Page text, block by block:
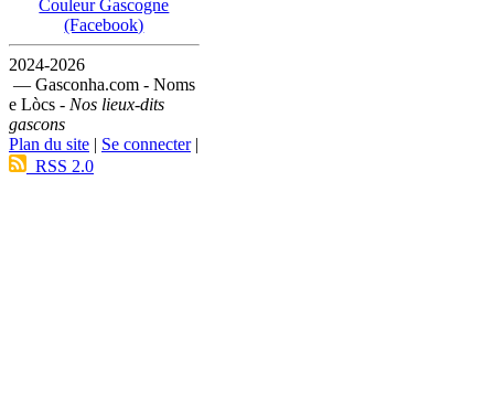
Couleur Gascogne
(Facebook)
2024-2026
— Gasconha.com - Noms
e Lòcs - Nos lieux-dits
gascons
Plan du site | Se connecter|
RSS 2.0